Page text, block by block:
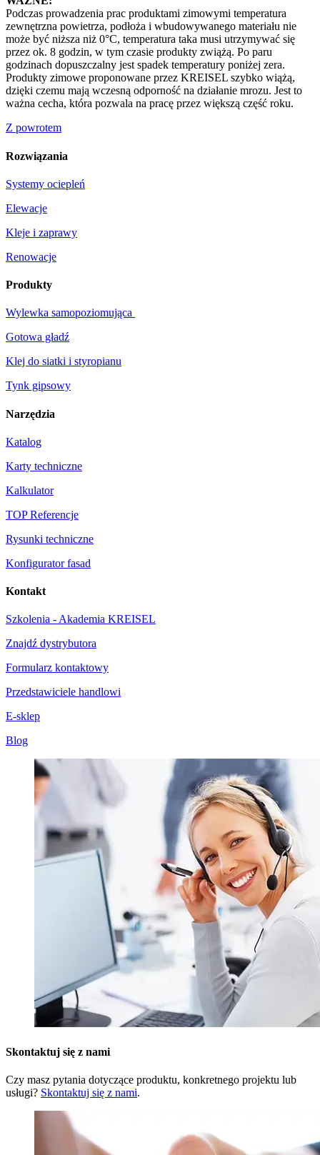
Podczas prowadzenia prac produktami zimowymi temperatura
zewnętrzna powietrza, podłoża i wbudowywanego materiału nie
może być niższa niż 0°C, temperatura taka musi utrzymywać się
przez ok. 8 godzin, w tym czasie produkty zwiążą. Po paru
godzinach dopuszczalny jest spadek temperatury poniżej zera.
Produkty zimowe proponowane przez KREISEL szybko wiążą,
dzięki czemu mają wczesną odporność na działanie mrozu. Jest to
ważna cecha, która pozwala na pracę przez większą część roku.
Z powrotem
Rozwiązania
Systemy ociepleń
Elewacje
Kleje i zaprawy
Renowacje
Produkty
Wylewka samopoziomująca
Gotowa gładź
Klej do siatki i styropianu
Tynk gipsowy
Narzędzia
Katalog
Karty techniczne
Kalkulator
TOP Referencje
Rysunki techniczne
Konfigurator fasad
Kontakt
Szkolenia - Akademia KREISEL
Znajdź dystrybutora
Formularz kontaktowy
Przedstawiciele handlowi
E-sklep
Blog
Skontaktuj się z nami
Czy masz pytania dotyczące produktu, konkretnego projektu lub
usługi? Skontaktuj się z nami.